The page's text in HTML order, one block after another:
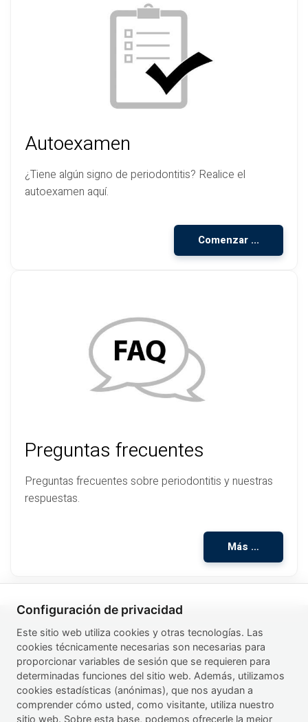
Autoexamen
¿Tiene algún signo de periodontitis? Realice el
autoexamen aquí.
Comenzar ...
Preguntas frecuentes
Preguntas frecuentes sobre periodontitis y nuestras
respuestas.
Más …
WWW.PERIODONTAL-HEALTH.COM
TRANSLATIONS
IMPRESSUM
DISCLAIMER
Configuración de privacidad
Este sitio web utiliza cookies y otras tecnologías. Las
cookies técnicamente necesarias son necesarias para
proporcionar variables de sesión que se requieren para
determinadas funciones del sitio web. Además, utilizamos
cookies estadísticas (anónimas), que nos ayudan a
comprender cómo usted, como visitante, utiliza nuestro
sitio web. Sobre esta base, podemos ofrecerle la mejor